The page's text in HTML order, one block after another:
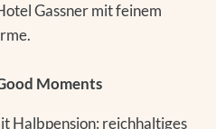
Gassner mit feinem
Moments
Halbpension: reichhaltiges